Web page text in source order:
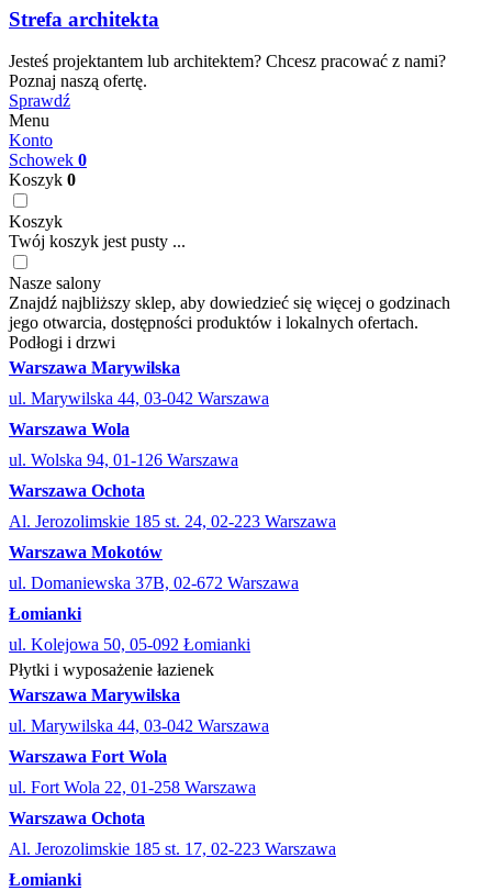
Strefa architekta
Jesteś projektantem lub architektem? Chcesz pracować z nami?
Poznaj naszą ofertę.
Sprawdź
Menu
Konto
Schowek 0
Koszyk 0
Koszyk
Twój koszyk jest pusty ...
Nasze salony
Znajdź najbliższy sklep, aby dowiedzieć się więcej o godzinach
jego otwarcia, dostępności produktów i lokalnych ofertach.
Podłogi i drzwi
Warszawa Marywilska
ul. Marywilska 44, 03-042 Warszawa
Warszawa Wola
ul. Wolska 94, 01-126 Warszawa
Warszawa Ochota
Al. Jerozolimskie 185 st. 24, 02-223 Warszawa
Warszawa Mokotów
ul. Domaniewska 37B, 02-672 Warszawa
Łomianki
ul. Kolejowa 50, 05-092 Łomianki
Płytki i wyposażenie łazienek
Warszawa Marywilska
ul. Marywilska 44, 03-042 Warszawa
Warszawa Fort Wola
ul. Fort Wola 22, 01-258 Warszawa
Warszawa Ochota
Al. Jerozolimskie 185 st. 17, 02-223 Warszawa
Łomianki